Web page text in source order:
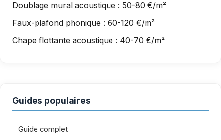
Doublage mural acoustique : 50-80 €/m²
Faux-plafond phonique : 60-120 €/m²
Chape flottante acoustique : 40-70 €/m²
Guides populaires
Guide complet